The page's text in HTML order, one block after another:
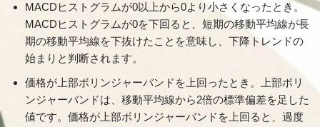
MACDヒストグラムが0以上から0より小さくなったとき。
MACDヒストグラムが0を下回ると、短期の移動平均線が長
期の移動平均線を下抜けたことを意味し、下降トレンドの
始まりと判断されます。
価格が上部ボリンジャーバンドを上回ったとき。上部ボリ
ンジャーバンドは、移動平均線から2倍の標準偏差を足した
値です。価格が上部ボリンジャーバンドを上回ると、過度